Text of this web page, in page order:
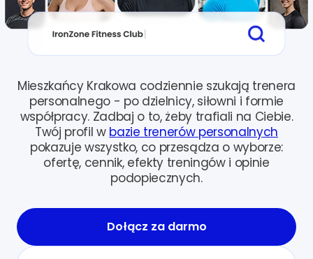
Mieszkańcy Krakowa codziennie szukają trenera
personalnego - po dzielnicy, siłowni i formie
współpracy. Zadbaj o to, żeby trafiali na Ciebie.
Twój profil w bazie trenerów personalnych
pokazuje wszystko, co przesądza o wyborze:
ofertę, cennik, efekty treningów i opinie
podopiecznych.
Dołącz za darmo